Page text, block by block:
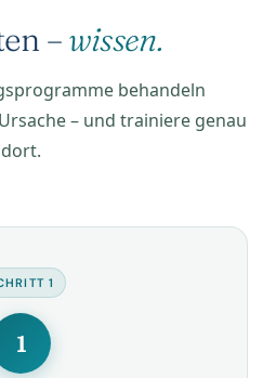
–wissen.
behandeln
– und trainiere genau
dort.
1
1